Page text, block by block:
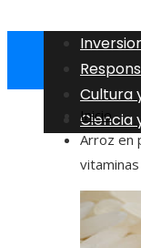
Cultura
Ciencia
Inicio
Arroz en